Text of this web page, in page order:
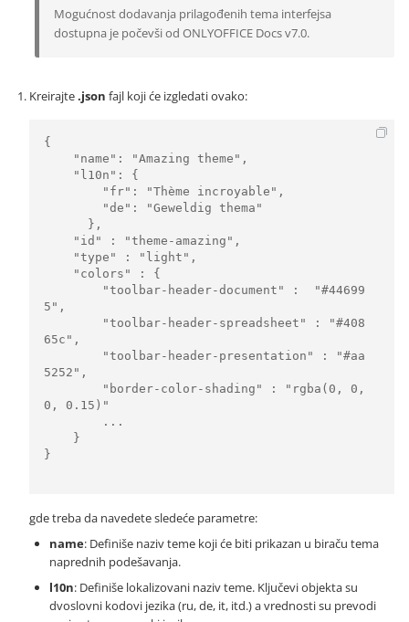
Mogućnost dodavanja prilagođenih tema interfejsa
dostupna je počevši od ONLYOFFICE Docs v7.0.
Kreirajte.json fajl koji će izgledati ovako:
{
5",
65c",
5252",
0, 0.15)"
}
gde treba da navedete sledeće parametre:
name: Definiše naziv teme koji će biti prikazan u biraču tema
naprednih podešavanja.
l10n: Definiše lokalizovani naziv teme. Ključevi objekta su
dvoslovni kodovi jezika (ru, de, it, itd.) a vrednosti su prevodi